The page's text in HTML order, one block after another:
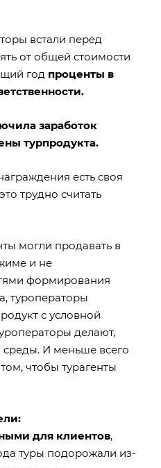
встали перед
от общей стоимости
год проценты в
заработок
турпродукта.
есть своя
трудно считать
могли продавать в
и не
формирования
туроператоры
с условной
делают,
среды. И меньше всего
чтобы турагенты
для клиентов,
туры подорожали из-